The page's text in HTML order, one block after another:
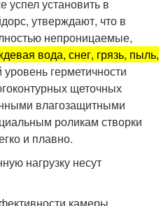
успел установить в
утверждают, что в
непроницаемые,
вода, снег, грязь, пыль,
герметичности
щеточных
влагозащитными
роликам створки
и плавно.
нагрузку несут